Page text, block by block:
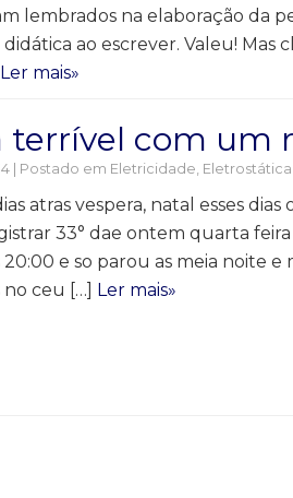
lembrados na elaboração da
ao escrever. Valeu! Mas
Ler mais»
terrível com um
| Postado em Eletricidade, Eletrostática
atras vespera, natal esses
33° dae ontem quarta
e so parou as meia noite e
ceu […] Ler mais»